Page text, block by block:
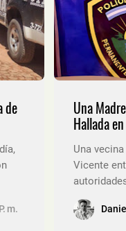
de
M.
Una
Hallada
Una
Vicente